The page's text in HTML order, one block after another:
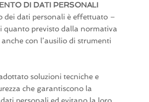
DI DATI PERSONALI
dei dati personali è effettuato –
quanto previsto dalla normativa
con l’ausilio di strumenti
soluzioni tecniche e
che garantiscono la